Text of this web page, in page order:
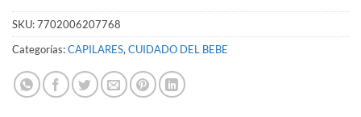
SKU:7702006207768
Categorías:CAPILARES, CUIDADO DEL BEBE